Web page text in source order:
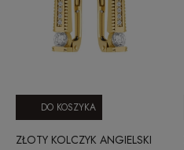
ZŁOTY KOLCZYK ANGIELSKI
DO KOSZYKA